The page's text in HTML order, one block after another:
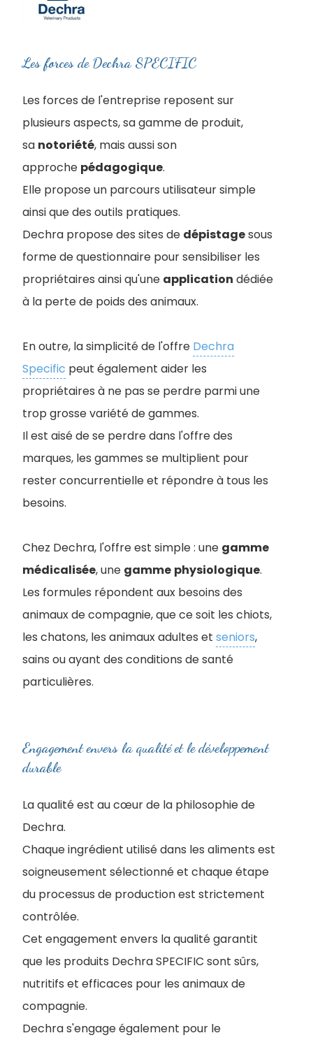
Les forces de Dechra SPECIFIC
Les forces de l'entreprise reposent sur
plusieurs aspects, sa gamme de produit,
sa notoriété, mais aussi son
approche pédagogique.
Elle propose un parcours utilisateur simple
ainsi que des outils pratiques.
Dechra propose des sites de dépistagesous
forme de questionnaire pour sensibiliser les
propriétaires ainsi qu'une application dédiée
à la perte de poids des animaux.
En outre, la simplicité de l'offre Dechra
Specific peut également aider les
propriétaires à ne pas se perdre parmi une
trop grosse variété de gammes.
Il est aisé de se perdre dans l'offre des
marques, les gammes se multiplient pour
rester concurrentielle et répondre à tous les
besoins.
Chez Dechra, l'offre est simple : une gamme
médicalisée, une gamme physiologique.
Les formules répondent aux besoins des
animaux de compagnie, que ce soit les chiots,
les chatons, les animaux adultes et seniors,
sains ou ayant des conditions de santé
particulières.
Engagement envers la qualité et le développement
durable
La qualité est au cœur de la philosophie de
Dechra.
Chaque ingrédient utilisé dans les aliments est
soigneusement sélectionné et chaque étape
du processus de production est strictement
contrôlée.
Cet engagement envers la qualité garantit
que les produits Dechra SPECIFIC sont sûrs,
nutritifs et efficaces pour les animaux de
compagnie.
Dechra s'engage également pour le